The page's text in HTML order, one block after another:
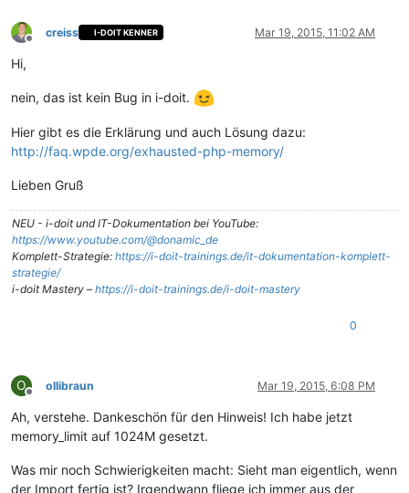
Offline
creiss I-DOIT KENNER Mar 19, 2015, 11:02 AM
Hi,
nein, das ist kein Bug in i-doit.
Hier gibt es die Erklärung und auch Lösung dazu:
http://faq.wpde.org/exhausted-php-memory/
Lieben Gruß
NEU - i-doit und IT-Dokumentation bei YouTube:
https://www.youtube.com/@donamic_de
Komplett-Strategie: https://i-doit-trainings.de/it-dokumentation-komplett-
strategie/
i-doit Mastery – https://i-doit-trainings.de/i-doit-mastery
0
O
Offline
ollibraun Mar 19, 2015, 6:08 PM
Ah, verstehe. Dankeschön für den Hinweis! Ich habe jetzt
memory_limit auf 1024M gesetzt.
Was mir noch Schwierigkeiten macht: Sieht man eigentlich, wenn
der Import fertig ist? Irgendwann fliege ich immer aus der